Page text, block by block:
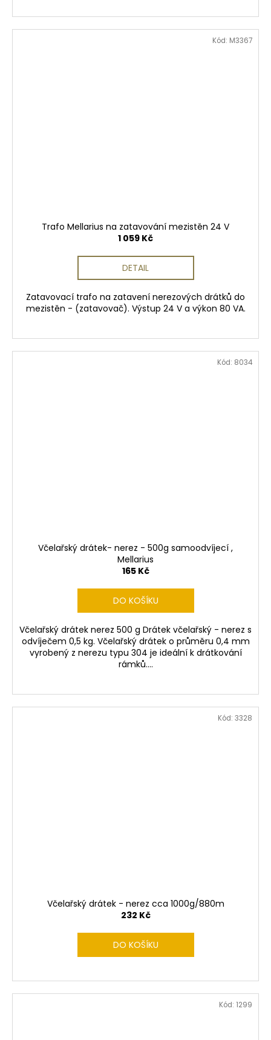
Trafo Mellarius na zatavování mezistěn 24 V
1 059 Kč
DETAIL
Zatavovací trafo na zatavení nerezových drátků do
mezistěn - (zatavovač). Výstup 24 V a výkon 80 VA.
Kód: M3367
Včelařský drátek- nerez - 500g samoodvíjecí ,
Mellarius
165 Kč
DO KOŠÍKU
Včelařský drátek nerez 500 g Drátek včelařský - nerez s
odvíječem 0,5 kg. Včelařský drátek o průměru 0,4 mm
vyrobený z nerezu typu 304 je ideální k drátkování
rámků....
Kód: 8034
Včelařský drátek - nerez cca 1000g/880m
232 Kč
DO KOŠÍKU
Kód: 3328
Kód: 1299